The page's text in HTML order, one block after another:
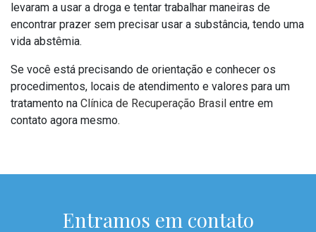
levaram a usar a droga e tentar trabalhar maneiras de
encontrar prazer sem precisar usar a substância, tendo uma
vida abstêmia.
Se você está precisando de orientação e conhecer os
procedimentos, locais de atendimento e valores para um
tratamento na Clínica de Recuperação Brasil entre em
contato agora mesmo.
Entramos em contato